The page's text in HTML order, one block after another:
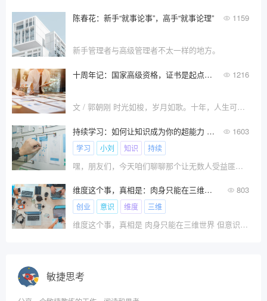
陈春花：新手“就事论事”，高手“就事论理” 1159
新手管理者与高级管理者不太一样的地方。
十周年记：国家高级资格，证书是起点，能力是升华，创新成就未来 1216
文 / 郭朝刚 时光如梭，岁月如歌。十年，人生可以有多少个十年？时钟指针指向2023年8月14日，这是一个值得
持续学习：如何让知识成为你的超能力 —— 思维升级三十六计（6） 1603
学习 小刘 知识 持续
嘿，朋友们，今天咱们聊聊那个让无数人受益匪浅的话题——持续学习。你有没有想过，为什么有些人总是能不断进步，而有些人却停滞不前？
维度这个事，真相是：肉身只能在三维世界，但意识可以升到无限维 803
创业 意识 维度 三维
维度这个事，真相是 肉身只能在三维世界 但意识可??
敏捷思考